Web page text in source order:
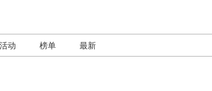
活动 榜单 最新